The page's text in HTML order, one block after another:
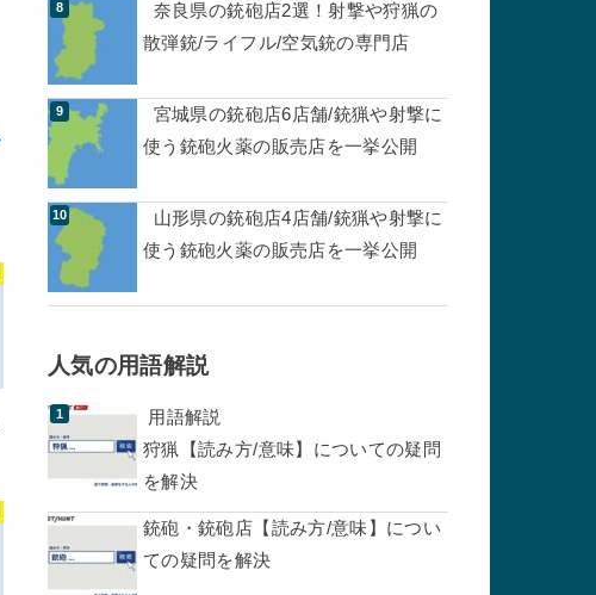
奈良県の銃砲店2選！射撃や狩猟の
散弾銃/ライフル/空気銃の専門店
宮城県の銃砲店6店舗/銃猟や射撃に
使う銃砲火薬の販売店を一挙公開
山形県の銃砲店4店舗/銃猟や射撃に
使う銃砲火薬の販売店を一挙公開
人気の用語解説
用語解説
狩猟【読み方/意味】についての疑問
を解決
銃砲・銃砲店【読み方/意味】につい
ての疑問を解決